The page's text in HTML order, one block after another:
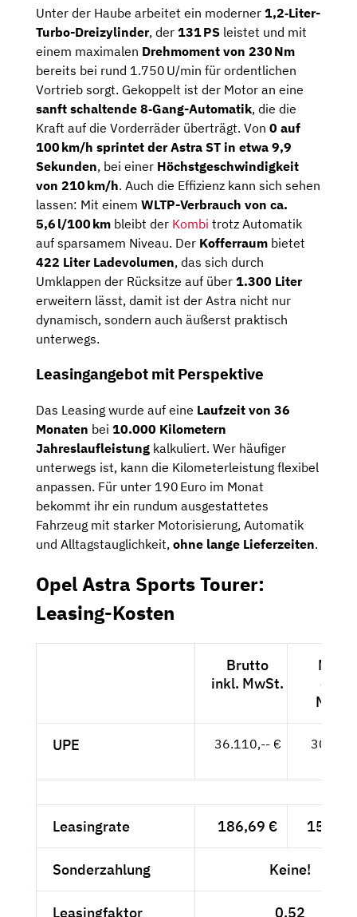
Unter der Haube arbeitet ein moderner 1,2‑Liter-
Turbo-Dreizylinder, der 131 PS leistet und mit
einem maximalen Drehmoment von 230 Nm
bereits bei rund 1.750 U/min für ordentlichen
Vortrieb sorgt. Gekoppelt ist der Motor an eine
sanft schaltende 8‑Gang-Automatik, die die
Kraft auf die Vorderräder überträgt. Von 0 auf
100 km/h sprintet der Astra ST in etwa 9,9
Sekunden, bei einer Höchstgeschwindigkeit
von 210 km/h. Auch die Effizienz kann sich sehen
lassen: Mit einem WLTP-Verbrauch von ca.
5,6 l/100 km bleibt der Kombi trotz Automatik
auf sparsamem Niveau. Der Kofferraum bietet
422 Liter Ladevolumen, das sich durch
Umklappen der Rücksitze auf über 1.300 Liter
erweitern lässt, damit ist der Astra nicht nur
dynamisch, sondern auch äußerst praktisch
unterwegs.
Leasingangebot mit Perspektive
Das Leasing wurde auf eine Laufzeit von 36
Monaten bei 10.000 Kilometern
Jahreslaufleistung kalkuliert. Wer häufiger
unterwegs ist, kann die Kilometerleistung flexibel
anpassen. Für unter 190 Euro im Monat
bekommt ihr ein rundum ausgestattetes
Fahrzeug mit starker Motorisierung, Automatik
und Alltagstauglichkeit, ohne lange Lieferzeiten.
Opel Astra Sports Tourer:
Leasing-Kosten
Brutto
inkl. MwSt.
Netto
exkl.
MwSt.
UPE 36.110,-- €
Leasingrate 186,69 € 156,88
Sonderzahlung Keine!
Leasingfaktor 0,52